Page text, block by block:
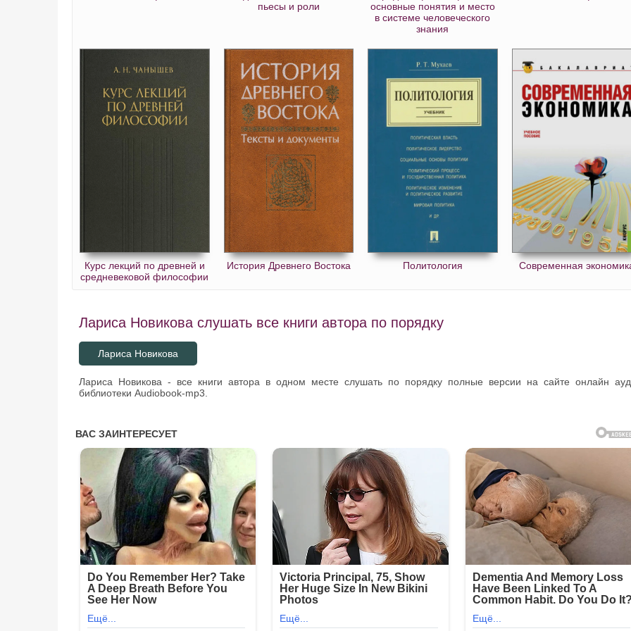
пьесы и роли
основные понятия и место
в системе человеческого
знания
Курс лекций по древней и
средневековой философии
История Древнего Востока Политология Современная
Лариса Новикова слушать все книги автора по порядку
Лариса Новикова
Лариса Новикова - все книги автора в одном месте слушать по порядку полные версии на сайте онлайн
библиотеки Audiobook-mp3.